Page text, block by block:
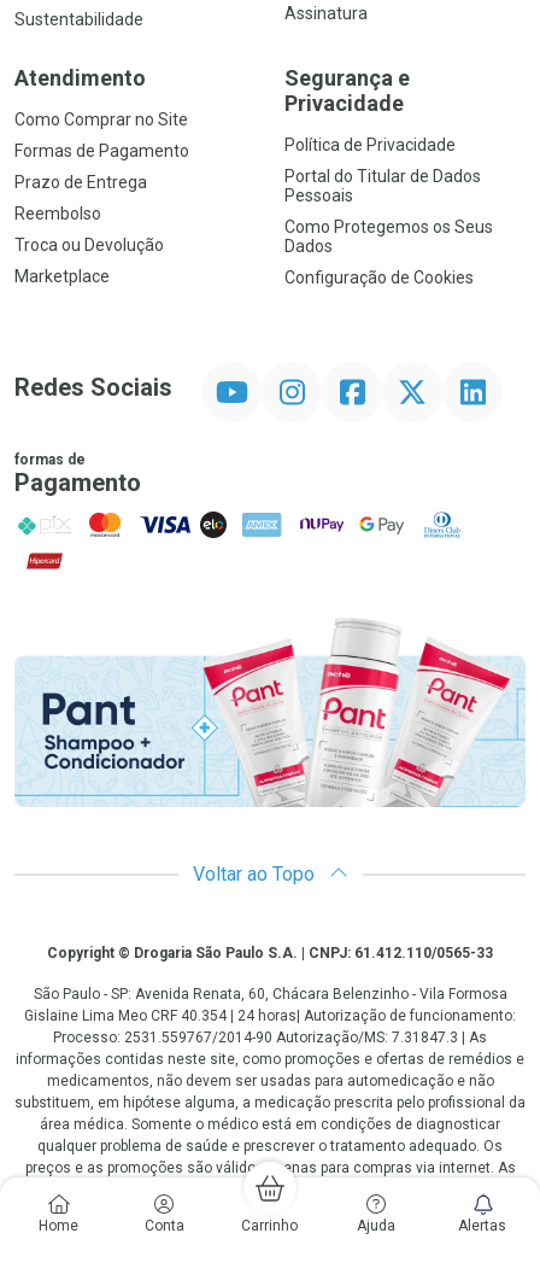
Home Conta Carrinho Ajuda Alertas
Sustentabilidade
Assinatura
Atendimento
Como Comprar no Site
Formas de Pagamento
Prazo de Entrega
Reembolso
Troca ou Devolução
Marketplace
Segurança e
Privacidade
Política de Privacidade
Portal do Titular de Dados
Pessoais
Como Protegemos os Seus
Dados
Configuração de Cookies
Redes Sociais InstagramFacebookTwitter Linkedin
formas de
Pagamento
PIX MasterCard
VISA ELO AMEX NuPay Google PayDiners Club
Hipercard
Voltar ao Topo
CopyrightCopyright © Drogaria São Paulo S.A. | CNPJ: 61.412.110/0565-33
São Paulo - SP: Avenida Renata, 60, Chácara Belenzinho - Vila Formosa
Gislaine Lima Meo CRF 40.354 | 24 horas| Autorização de funcionamento:
Processo: 2531.559767/2014-90 Autorização/MS: 7.31847.3 | As
informações contidas neste site, como promoções e ofertas de remédios e
medicamentos, não devem ser usadas para automedicação e não
substituem, em hipótese alguma, a medicação prescrita pelo profissional da
área médica. Somente o médico está em condições de diagnosticar
qualquer problema de saúde e prescrever o tratamento adequado. Os
preços e as promoções são válidos apenas para compras via internet. As
fotos contidas em nosso site são meramente ilustrativas. *Preços e
disponibilidade sujeitos a alterações no decorrer do dia. Antibióticos e
antimicrobianos vendas apenas em lojas físicas ou televendas. Portaria nº